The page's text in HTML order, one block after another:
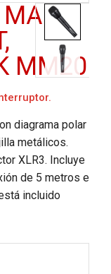
MM20
diagrama polar
metálicos.
XLR3. Incluye
de 5 metros e
incluido